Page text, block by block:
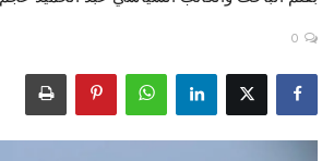
اقتصاد
علوم وتكنولوجيا
0